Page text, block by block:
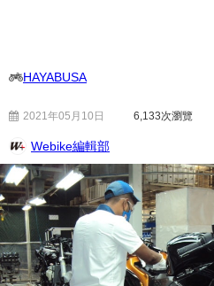
HAYABUSA
2021年05月10日 6,133次瀏覽
Webike編輯部